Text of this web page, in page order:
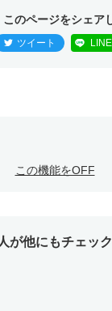
このページをシェア
ツイート
この機能をOFF
が他にもチェッ